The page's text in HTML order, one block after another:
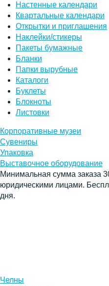
Настенные календари
Квартальные календари
Открытки и приглашения
Наклейки/стикеры
Пакеты бумажные
Бланки
Папки вырубные
Каталоги
Буклеты
Блокноты
Листовки
Корпоративные музеи
Сувениры
Упаковка
Выставочное оборудование
Минимальная сумма заказа
юридическими лицами.
дня.
Челны